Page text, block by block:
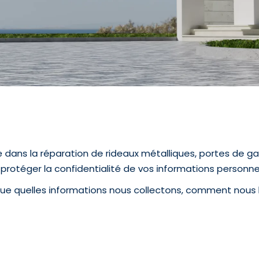
la réparation de rideaux métalliques, portes de
la confidentialité de vos informations
quelles informations nous collectons, comment nous